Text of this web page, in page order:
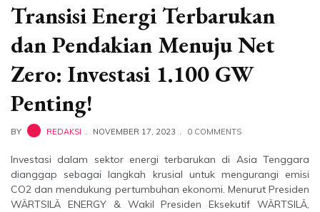
Transisi Energi Terbarukan
dan Pendakian Menuju Net
Zero: Investasi 1.100 GW
Penting!
BY REDAKSI NOVEMBER 17, 2023 0 COMMENTS
Investasi dalam sektor energi terbarukan di Asia Tenggara
dianggap sebagai langkah krusial untuk mengurangi emisi
CO2 dan mendukung pertumbuhan ekonomi. Menurut Presiden
WÄRTSILÄ ENERGY & Wakil Presiden Eksekutif WÄRTSILÄ,